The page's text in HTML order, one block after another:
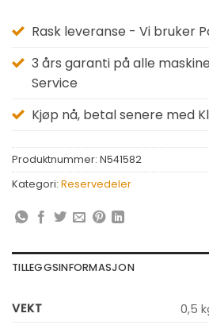
Rask leveranse - Vi bruker
3 års garanti på alle
Service
Kjøp nå, betal senere med
Produktnummer: N541582
Kategori: Reservedeler
TILLEGGSINFORMASJON
VEKT
0,5